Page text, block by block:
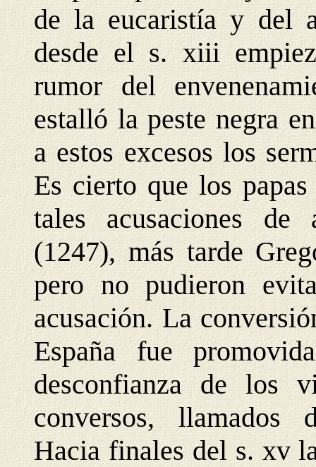
de la eucaristía y del
desde el s. xiii
rumor del
estalló la peste negra
a estos excesos los
Es cierto que los
tales acusaciones
(1247), más tarde
pero no pudieron
acusación. La
España fue
desconfianza de los
conversos, llamados
Hacia finales del s. xv